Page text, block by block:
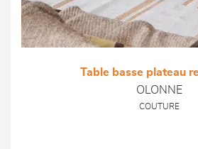
Table basse plateau
OLONNE
COUTURE